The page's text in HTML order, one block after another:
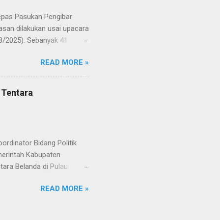
Pasukan Pengibar
dilakukan usai upacara
2025). Sebanyak 41
menuntaskan
kebangsaan yang
rasa bangga dan
pelatih, serta para
generasi penerus
READ MORE »
Bidang Politik
Kabupaten
Belanda di Pulau
Eropa Kemenko Polkam
READ MORE »